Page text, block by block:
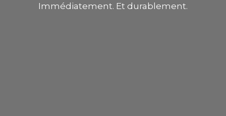
Immédiatement. Et durablement.